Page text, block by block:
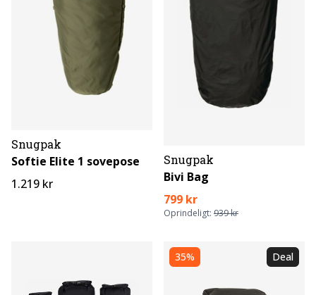
Snugpak
Softie Elite 1 sovepose
1.219 kr
Snugpak
Bivi Bag
799 kr
Oprindeligt: 939 kr
35% Deal